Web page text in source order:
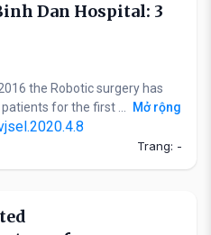
Dan Hospital: 3
the Robotic surgery has
for the first ...
Mở rộng
Trang: -